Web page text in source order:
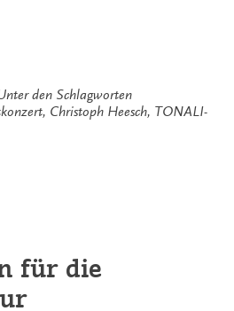
den Schlagworten
, Christoph Heesch, TONALI-
für die